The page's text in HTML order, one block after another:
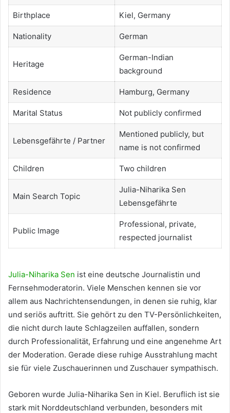
Birthplace Kiel, Germany
Nationality German
Heritage
German-Indian
background
Residence Hamburg, Germany
Marital Status Not publicly confirmed
Lebensgefährte / Partner
Mentioned publicly, but
name is not confirmed
Children Two children
Main Search Topic
Julia-Niharika Sen
Lebensgefährte
Public Image
Professional, private,
respected journalist
Julia-Niharika Sen ist eine deutsche Journalistin und
Fernsehmoderatorin. Viele Menschen kennen sie vor
allem aus Nachrichtensendungen, in denen sie ruhig, klar
und seriös auftritt. Sie gehört zu den TV-Persönlichkeiten,
die nicht durch laute Schlagzeilen auffallen, sondern
durch Professionalität, Erfahrung und eine angenehme Art
der Moderation. Gerade diese ruhige Ausstrahlung macht
sie für viele Zuschauerinnen und Zuschauer sympathisch.
Geboren wurde Julia-Niharika Sen in Kiel. Beruflich ist sie
stark mit Norddeutschland verbunden, besonders mit